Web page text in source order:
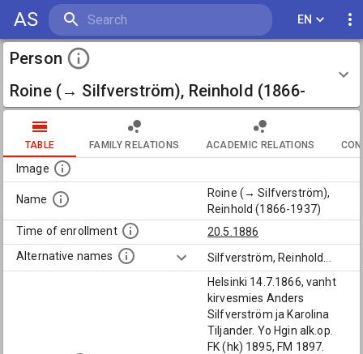
AS EN
Person
Roine (→ Silfverström), Reinhold (1866-
1937)
TABLE FAMILY RELATIONS ACADEMIC RELATIONS
Image
Name
Roine (→ Silfverström),
Reinhold (1866-1937)
Time of enrollment
20.5.1886
Alternative names
Silfverström, Reinhold
Helsinki 14.7.1866, vanht
kirvesmies Anders
Silfverström ja Karolina
Tiljander. Yo Hgin alk.op.
FK (hk) 1895, FM 1897.